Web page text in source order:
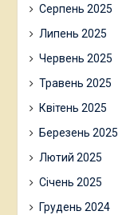
Серпень 2025
Липень 2025
Червень 2025
Травень 2025
Квітень 2025
Березень 2025
Лютий 2025
Січень 2025
Грудень 2024